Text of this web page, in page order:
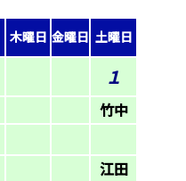
木曜日 金曜日 土曜日
１
竹中
江田